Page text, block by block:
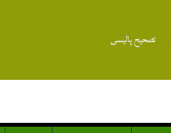
تصحیح پالیسی